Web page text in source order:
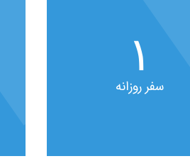
۱
سفر روزانه